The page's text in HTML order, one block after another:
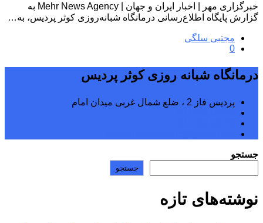
خبرگزاری مهر | اخبار ایران و جهان | Mehr News Agency به
گزارش پایگاه اطلاع‌رسانی درمانگاه شبانه‌روزی کوثر پردیس، به…
مجتبی سلگی
0
درمانگاه شبانه روزی کوثر پردیس
پردیس فاز 2 ، ضلع شمال غربی میدان امام
جستجو
جستجو
نوشته‌های تازه